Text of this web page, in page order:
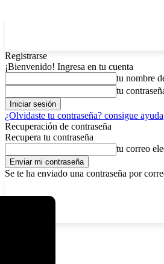
Registrarse
¡Bienvenido! Ingresa en tu cuenta
tu nombre
tu
¿Olvidaste tu contraseña? consigue ayuda
Recuperación de contraseña
Recupera tu contraseña
tu correo
Se te ha enviado una contraseña por